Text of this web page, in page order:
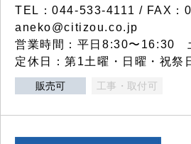
TEL：044-533-4111 / FAX：
aneko@citizou.co.jp
営業時間：平日8:30〜16:30
定休日：第1土曜・日曜・祝祭
販売可 工事・取付可